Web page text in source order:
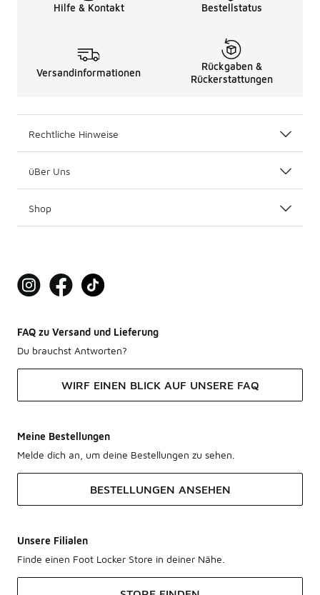
Hilfe & Kontakt Bestellstatus
Versandinformationen
Rückgaben &
Rückerstattungen
Rechtliche Hinweise
üBer Uns
Shop
FAQ zu Versand und Lieferung
Du brauchst Antworten?
WIRF EINEN BLICK AUF UNSERE FAQ
Meine Bestellungen
Melde dich an, um deine Bestellungen zu sehen.
BESTELLUNGEN ANSEHEN
Unsere Filialen
Finde einen Foot Locker Store in deiner Nähe.